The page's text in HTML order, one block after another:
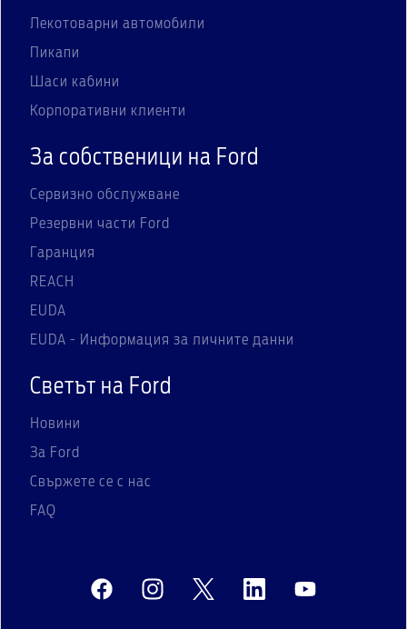
Лекотоварни автомобили
Пикапи
Шаси кабини
Корпоративни клиенти
За собственици на Ford
Сервизно обслужване
Резервни части Ford
Гаранция
REACH
EUDA
EUDA - Информация за личните данни
Светът на Ford
Новини
За Ford
Свържете се с нас
FAQ